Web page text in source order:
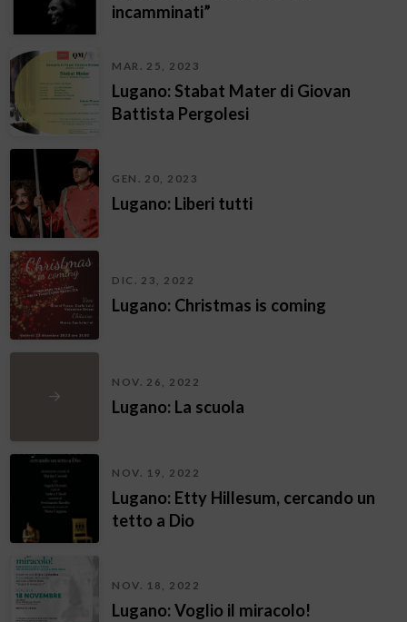
incamminati”
MAR. 25, 2023
Lugano: Stabat Mater di Giovan
Battista Pergolesi
GEN. 20, 2023
Lugano: Liberi tutti
DIC. 23, 2022
Lugano: Christmas is coming
NOV. 26, 2022
Lugano: La scuola
NOV. 19, 2022
Lugano: Etty Hillesum, cercando un
tetto a Dio
NOV. 18, 2022
Lugano: Voglio il miracolo!